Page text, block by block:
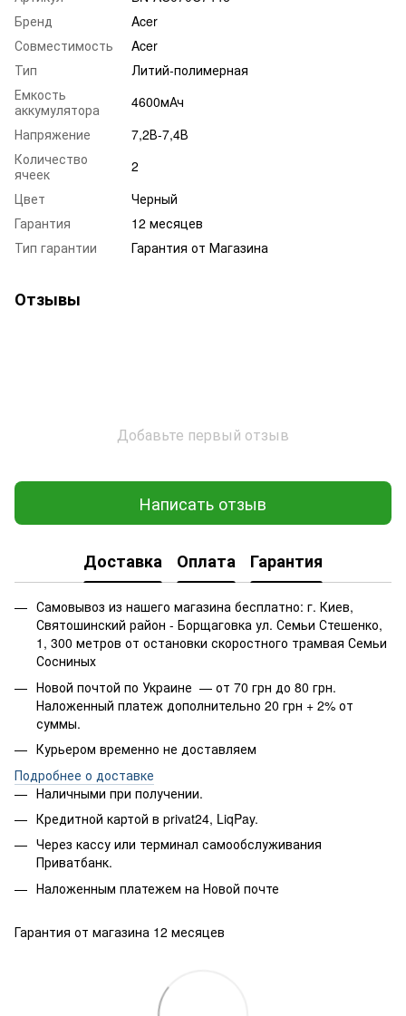
Бренд
Acer
Совместимость
Acer
Тип
Литий-полимерная
Емкость
аккумулятора
4600мАч
Напряжение
7,2В-7,4В
Количество
ячеек
2
Цвет
Черный
Гарантия
12 месяцев
Тип гарантии
Гарантия от Магазина
Отзывы
Добавьте первый отзыв
Написать отзыв
Доставка Оплата Гарантия
Самовывоз из нашего магазина бесплатно: г. Киев,
Святошинский район - Борщаговка ул. Семьи Стешенко,
1, 300 метров от остановки скоростного трамвая Семьи
Сосниных
Новой почтой по Украине — от 70 грн до 80 грн.
Наложенный платеж дополнительно 20 грн + 2% от
суммы.
Курьером временно не доставляем
Подробнее о доставке
Наличными при получении.
Кредитной картой в privat24, LiqPay.
Через кассу или терминал самообслуживания
Приватбанк.
Наложенным платежем на Новой почте
Гарантия от магазина 12 месяцев